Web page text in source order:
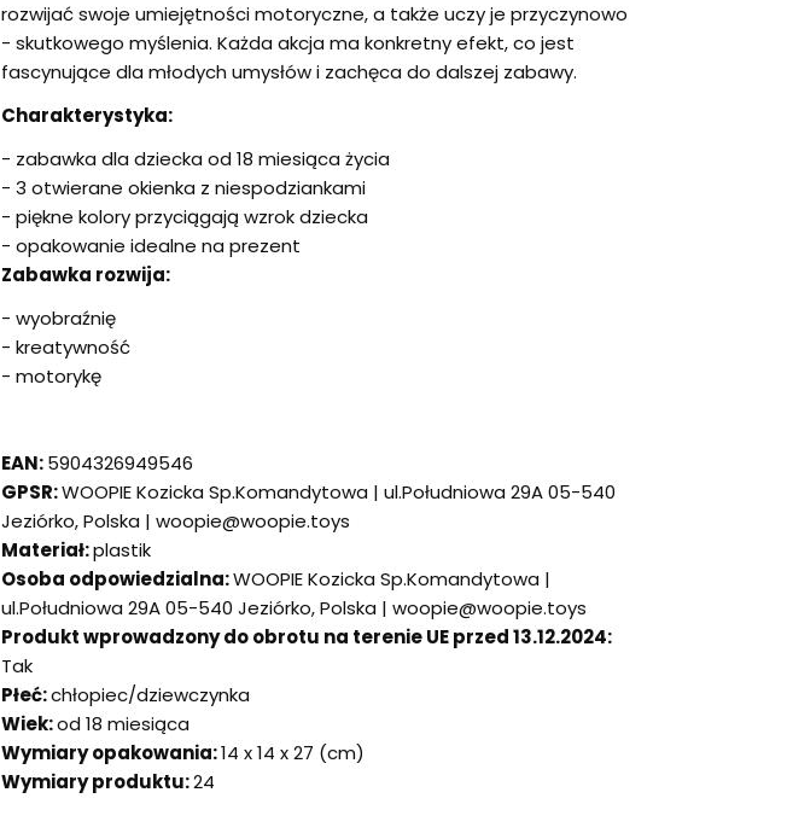
rozwijać swoje umiejętności motoryczne, a także uczy je przyczynowo
- skutkowego myślenia. Każda akcja ma konkretny efekt, co jest
fascynujące dla młodych umysłów i zachęca do dalszej zabawy.
Charakterystyka:
- zabawka dla dziecka od 18 miesiąca życia
- 3 otwierane okienka z niespodziankami
- piękne kolory przyciągają wzrok dziecka
- opakowanie idealne na prezent
Zabawka rozwija:
- wyobraźnię
- kreatywność
- motorykę
EAN:5904326949546
GPSR:WOOPIE Kozicka Sp.Komandytowa | ul.Południowa 29A 05-540
Jeziórko, Polska | woopie@woopie.toys
Materiał:plastik
Osoba odpowiedzialna:WOOPIE Kozicka Sp.Komandytowa |
ul.Południowa 29A 05-540 Jeziórko, Polska | woopie@woopie.toys
Produkt wprowadzony do obrotu na terenie UE przed 13.12.2024:
Tak
Płeć:chłopiec/dziewczynka
Wiek:od 18 miesiąca
Wymiary opakowania:14 x 14 x 27 (cm)
Wymiary produktu:24